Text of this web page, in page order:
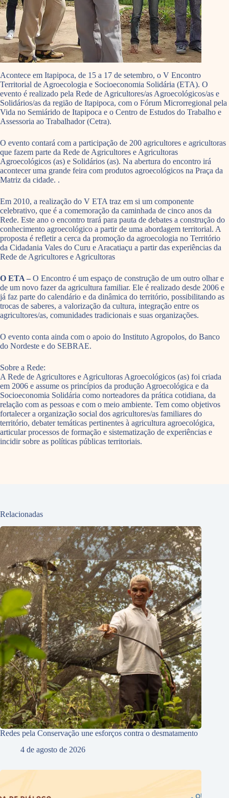
Acontece em Itapipoca, de 15 a 17 de setembro, o V Encontro
Territorial de Agroecologia e Socioeconomia Solidária (ETA). O
evento é realizado pela Rede de Agricultores/as Agroecológicos/as e
Solidários/as da região de Itapipoca, com o Fórum Microrregional pela
Vida no Semiárido de Itapipoca e o Centro de Estudos do Trabalho e
Assessoria ao Trabalhador (Cetra).
O evento contará com a participação de 200 agricultores e agricultoras
que fazem parte da Rede de Agricultores e Agricultoras
Agroecológicos (as) e Solidários (as). Na abertura do encontro irá
acontecer uma grande feira com produtos agroecológicos na Praça da
Matriz da cidade. .
Em 2010, a realização do V ETA traz em si um componente
celebrativo, que é a comemoração da caminhada de cinco anos da
Rede. Este ano o encontro trará para pauta de debates a construção do
conhecimento agroecológico a partir de uma abordagem territorial. A
proposta é refletir a cerca da promoção da agroecologia no Território
da Cidadania Vales do Curu e Aracatiaçu a partir das experiências da
Rede de Agricultores e Agricultoras
O ETA – O Encontro é um espaço de construção de um outro olhar e
de um novo fazer da agricultura familiar. Ele é realizado desde 2006 e
já faz parte do calendário e da dinâmica do território, possibilitando as
trocas de saberes, a valorização da cultura, integração entre os
agricultores/as, comunidades tradicionais e suas organizações.
O evento conta ainda com o apoio do Instituto Agropolos, do Banco
do Nordeste e do SEBRAE.
Sobre a Rede:
A Rede de Agricultores e Agricultoras Agroecológicos (as) foi criada
em 2006 e assume os princípios da produção Agroecológica e da
Socioeconomia Solidária como norteadores da prática cotidiana, da
relação com as pessoas e com o meio ambiente. Tem como objetivos
fortalecer a organização social dos agricultores/as familiares do
território, debater temáticas pertinentes à agricultura agroecológica,
articular processos de formação e sistematização de experiências e
incidir sobre as políticas públicas territoriais.
Relacionadas
Redes pela Conservação une esforços contra o desmatamento
4 de agosto de 2026